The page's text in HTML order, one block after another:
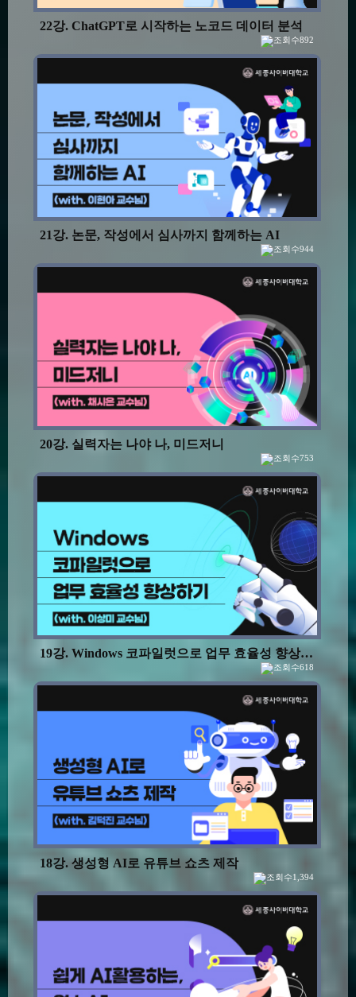
22강. ChatGPT로 시작하는 노코드 데이터 분석
892
21강. 논문, 작성에서 심사까지 함께하는 AI
944
20강. 실력자는 나야 나, 미드저니
753
19강. Windows 코파일럿으로 업무 효율성 향상하기
618
18강. 생성형 AI로 유튜브 쇼츠 제작
1,394